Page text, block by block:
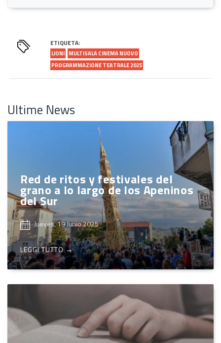
ETIQUETA:
LIONI MULTISALA CINEMA NUOVO
PROGRAMMAZIONE TEATRALE 2025
Ultime News
Red de ritos y festivales del
grano a lo largo de los Apeninos
del Sur
Jueves, 19 Junio 2025
LEGGI TUTTO →